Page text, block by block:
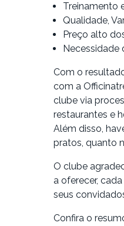
Treinamento
Qualidade,
Preço alto
Necessidade
Com o
com a
clube via
restaurantes e
Além disso,
pratos, quanto
O clube
a oferecer,
seus
Confira o